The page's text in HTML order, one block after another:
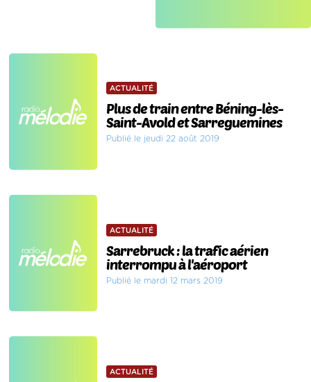
ACTUALITÉ
Plus de train entre Béning-lès-
Saint-Avold et Sarreguemines
Publié le jeudi 22 août 2019
ACTUALITÉ
Sarrebruck : la trafic aérien
interrompu à l'aéroport
Publié le mardi 12 mars 2019
ACTUALITÉ